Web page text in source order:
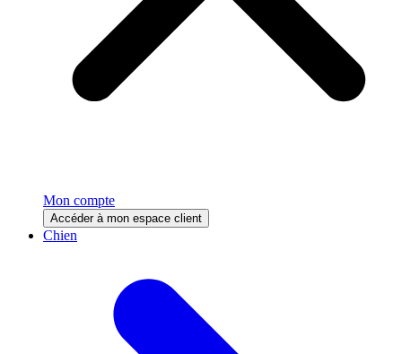
Mon compte
Accéder à mon espace client
Chien